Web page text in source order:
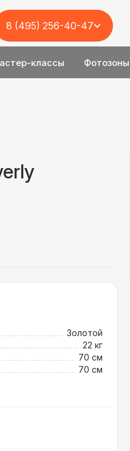
классы Фотозоны
8 (495) 256-40-47
Золотой
22 кг
70 см
70 см